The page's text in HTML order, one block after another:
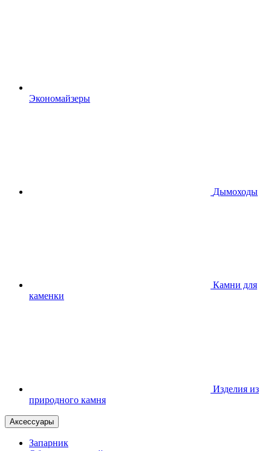
Экономайзеры
Дымоходы
Камни для
каменки
Изделия из
природного камня
Аксессуары
Запарник